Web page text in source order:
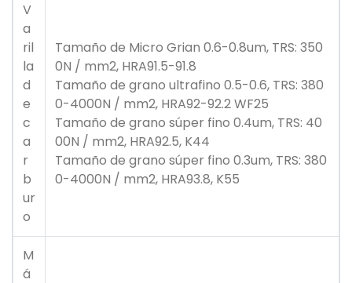
V
a
ril
la
d
e
c
a
r
b
ur
o
Tamaño de Micro Grian 0.6-0.8um, TRS: 350
0N / mm2, HRA91.5-91.8
Tamaño de grano ultrafino 0.5-0.6, TRS: 380
0-4000N / mm2, HRA92-92.2 WF25
Tamaño de grano súper fino 0.4um, TRS: 40
00N / mm2, HRA92.5, K44
Tamaño de grano súper fino 0.3um, TRS: 380
0-4000N / mm2, HRA93.8, K55
M
á